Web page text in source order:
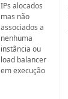
IPs alocados
mas não
associados a
nenhuma
instância ou
load balancer
em execução